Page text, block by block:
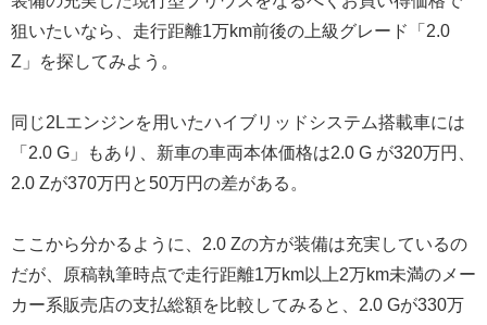
狙いたいなら、走行距離1万km前後の上級グレード「2.0
Z」を探してみよう。
同じ2Lエンジンを用いたハイブリッドシステム搭載車には
「2.0 G」もあり、新車の車両本体価格は2.0 G が320万円、
2.0 Zが370万円と50万円の差がある。
ここから分かるように、2.0 Zの方が装備は充実しているの
だが、原稿執筆時点で走行距離1万km以上2万km未満のメー
カー系販売店の支払総額を比較してみると、2.0 Gが330万